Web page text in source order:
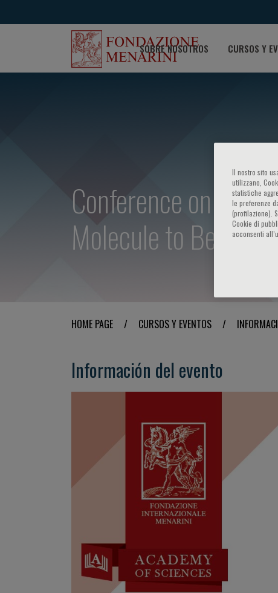
SOBRE NOSOTROS CURSOS Y
Conference on
Molecule to Bedside
HOME PAGE / CURSOS Y EVENTOS /
Información del evento
Il nostro sito
utilizzano,
statistiche
le preferenze
(profilazione).
Cookie di
acconsenti